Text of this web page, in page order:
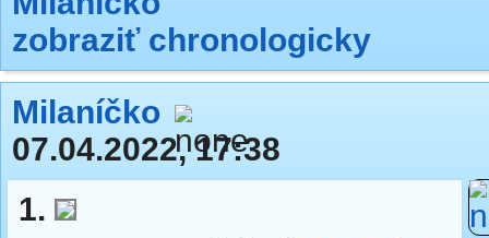
zobraziť chronologicky
Milaníčko
07.04.2022, 17:38
1.